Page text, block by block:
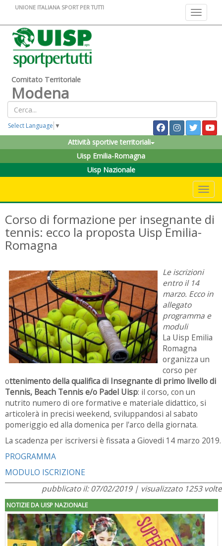
Toggle
UNIONE ITALIANA SPORT PER TUTTI
Comitato Territoriale
Modena
Select Language ▼
Attività sportive territoriali
Uisp Emilia-Romagna
Uisp Nazionale
Corso di formazione per insegnante di
tennis: ecco la proposta Uisp Emilia-
Romagna
Le iscrizioni
entro il 14
marzo. Ecco in
allegato
programma e
moduli
La Uisp Emilia
Romagna
organizza un
corso per
ottenimento della qualifica di Insegnante di primo livello di
Tennis, Beach Tennis e/o Padel Uisp: il corso, con un
nutrito numero di ore formative e materiale didattico, si
articolerà in precisi weekend, sviluppandosi al sabato
pomeriggio ed alla domenica per l'arco della giornata.
La scadenza per iscriversi è fissata a Giovedi 14 marzo 2019.
PROGRAMMA
MODULO ISCRIZIONE
pubblicato il: 07/02/2019 | visualizzato 1253 volte
NOTIZIE DA UISP NAZIONALE